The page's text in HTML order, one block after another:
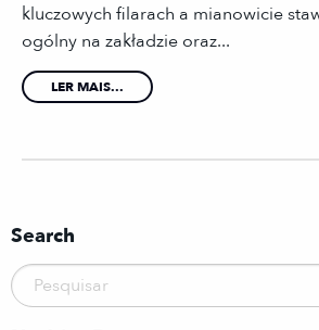
kluczowych filarach a mianowicie
ogólny na zakładzie oraz...
LER MAIS...
Search